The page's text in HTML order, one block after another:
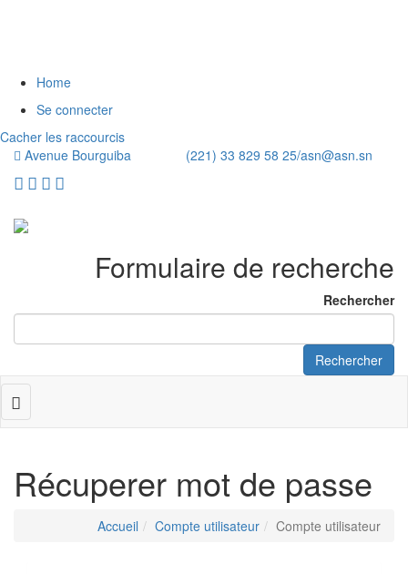
Home
Se connecter
Cacher les raccourcis
Avenue Bourguiba (221) 33 829 58 25/asn@asn.sn
Formulaire de recherche
Rechercher
Rechercher
Toggle
navigation
Récuperer mot de passe
Accueil Compte utilisateur Compte utilisateur